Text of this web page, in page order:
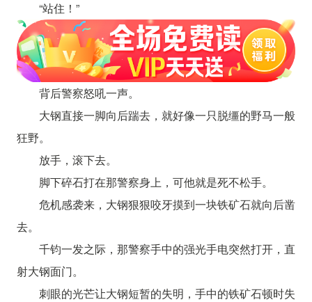
“站住！”
背后警察怒吼一声。
大钢直接一脚向后踹去，就好像一只脱缰的野马一般
狂野。
放手，滚下去。
脚下碎石打在那警察身上，可他就是死不松手。
危机感袭来，大钢狠狠咬牙摸到一块铁矿石就向后凿
去。
千钧一发之际，那警察手中的强光手电突然打开，直
射大钢面门。
刺眼的光芒让大钢短暂的失明，手中的铁矿石顿时失